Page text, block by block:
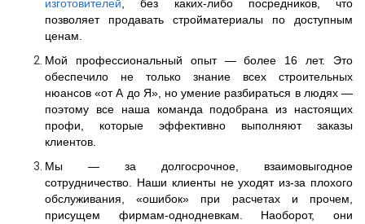
изготовителей , без каких-либо посредников, что
позволяет продавать стройматериалы по доступным
ценам.
Мой профессиональный опыт — более 16 лет. Это
обеспечило не только знание всех строительных
нюансов «от А до Я», но умение разбираться в людях —
поэтому все наша команда подобрана из настоящих
профи, которые эффективно выполняют заказы
клиентов.
Мы — за долгосрочное, взаимовыгодное
сотрудничество . Наши клиенты не уходят из-за плохого
обслуживания, «ошибок» при расчетах и прочем,
присущем фирмам-однодневкам. Наоборот, они